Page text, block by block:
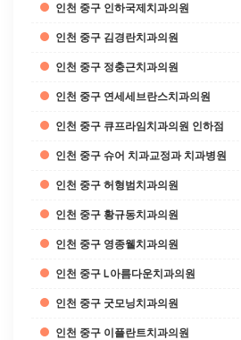
인천 중구 인하국제치과의원
인천 중구 김경란치과의원
인천 중구 정충근치과의원
인천 중구 연세세브란스치과의원
인천 중구 큐프라임치과의원 인하점
인천 중구 슈어 치과교정과 치과병원
인천 중구 허형범치과의원
인천 중구 황규동치과의원
인천 중구 영종웰치과의원
인천 중구 L아름다운치과의원
인천 중구 굿모닝치과의원
인천 중구 이플란트치과의원